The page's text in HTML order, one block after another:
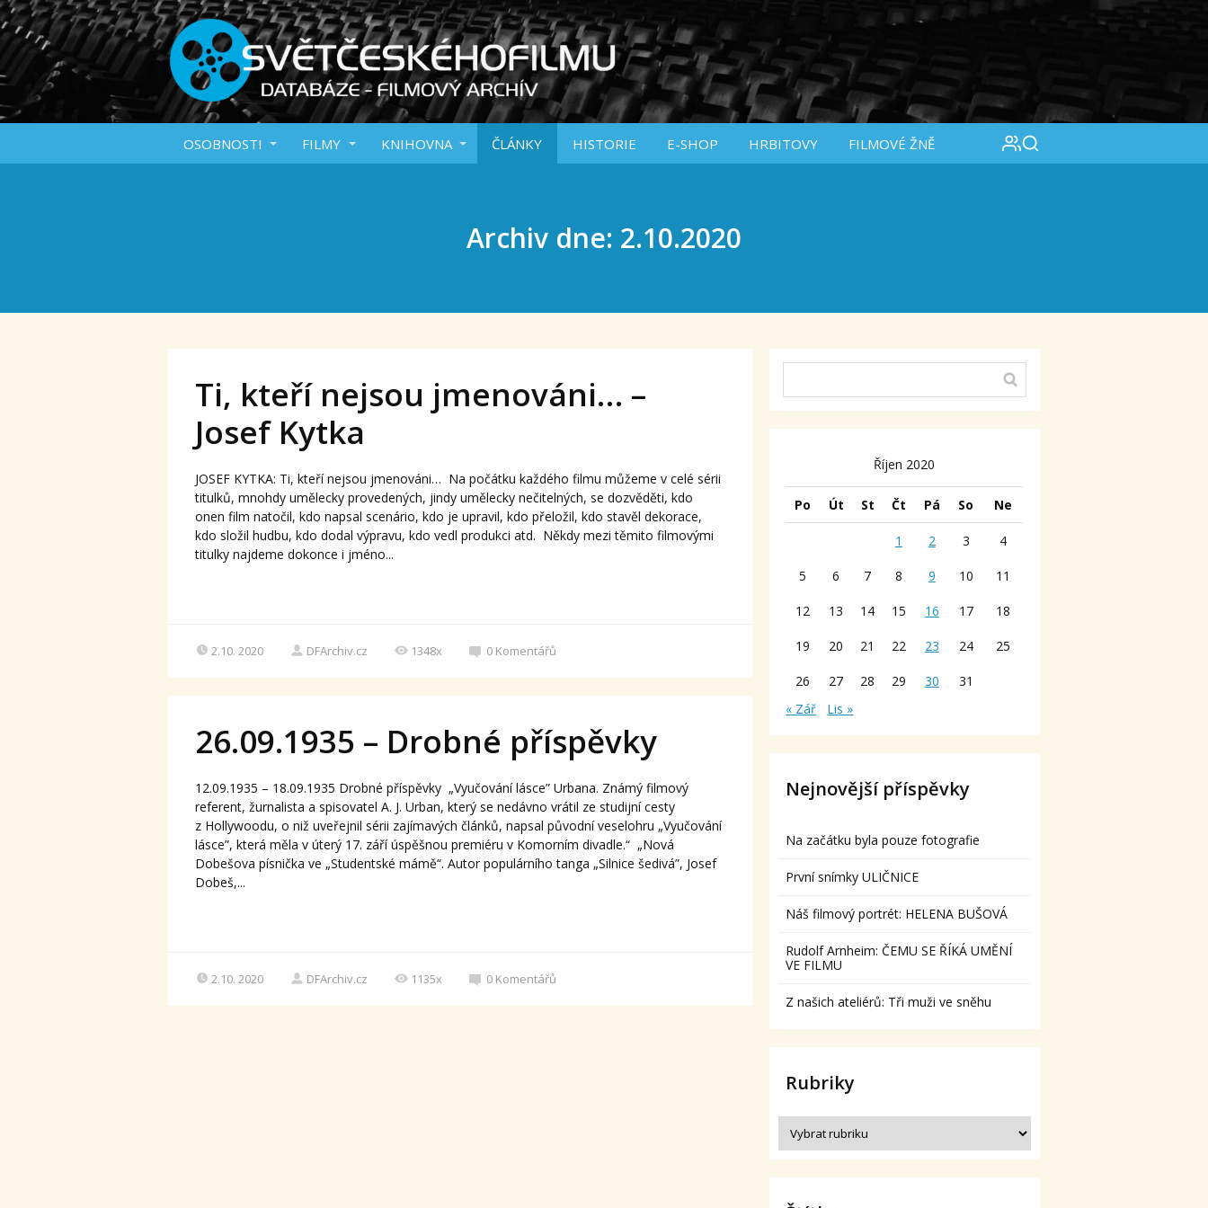
OSOBNOSTI FILMY KNIHOVNA ČLÁNKY HISTORIE E-SHOP HRBITOVY FILMOVÉ ŽNĚ
Archiv dne: 2.10.2020
Ti, kteří nejsou jmenováni… –
Josef Kytka
JOSEF KYTKA: Ti, kteří nejsou jmenováni… Na počátku každého filmu můžeme v celé sérii
titulků, mnohdy umělecky provedených, jindy umělecky nečitelných, se dozvěděti, kdo
onen film natočil, kdo napsal scenário, kdo je upravil, kdo přeložil, kdo stavěl dekorace,
kdo složil hudbu, kdo dodal výpravu, kdo vedl produkci atd. Někdy mezi těmito filmovými
titulky najdeme dokonce i jméno...
2.10. 2020 DFArchiv.cz 1348x 0 Komentářů
26.09.1935 – Drobné příspěvky
12.09.1935 – 18.09.1935 Drobné příspěvky „Vyučování lásce” Urbana. Známý filmový
referent, žurnalista a spisovatel A. J. Urban, který se nedávno vrátil ze studijní cesty
z Hollywoodu, o niž uveřejnil sérii zajímavých článků, napsal původní veselohru „Vyučování
lásce”, která měla v úterý 17. září úspěšnou premiéru v Komorním divadle.“ „Nová
Dobešova písnička ve „Studentské mámě“. Autor populárního tanga „Silnice šedivá”, Josef
Dobeš,...
2.10. 2020 DFArchiv.cz 1135x 0 Komentářů
Říjen 2020
Po Út St Čt Pá So Ne
1 2 3 4
5 6 7 8 9 10 11
12 13 14 15 16 17 18
19 20 21 22 23 24 25
26 27 28 29 30
31
« Zář
Lis »
Nejnovější příspěvky
Na začátku byla pouze fotografie
První snímky ULIČNICE
Náš filmový portrét: HELENA BUŠOVÁ
Rudolf Arnheim: ČEMU SE ŘÍKÁ UMĚNÍ
VE FILMU
Z našich ateliérů: Tři muži ve sněhu
Rubriky